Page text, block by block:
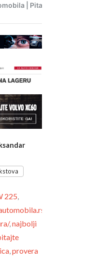
225,
kupovina-
,najbolji
,provera